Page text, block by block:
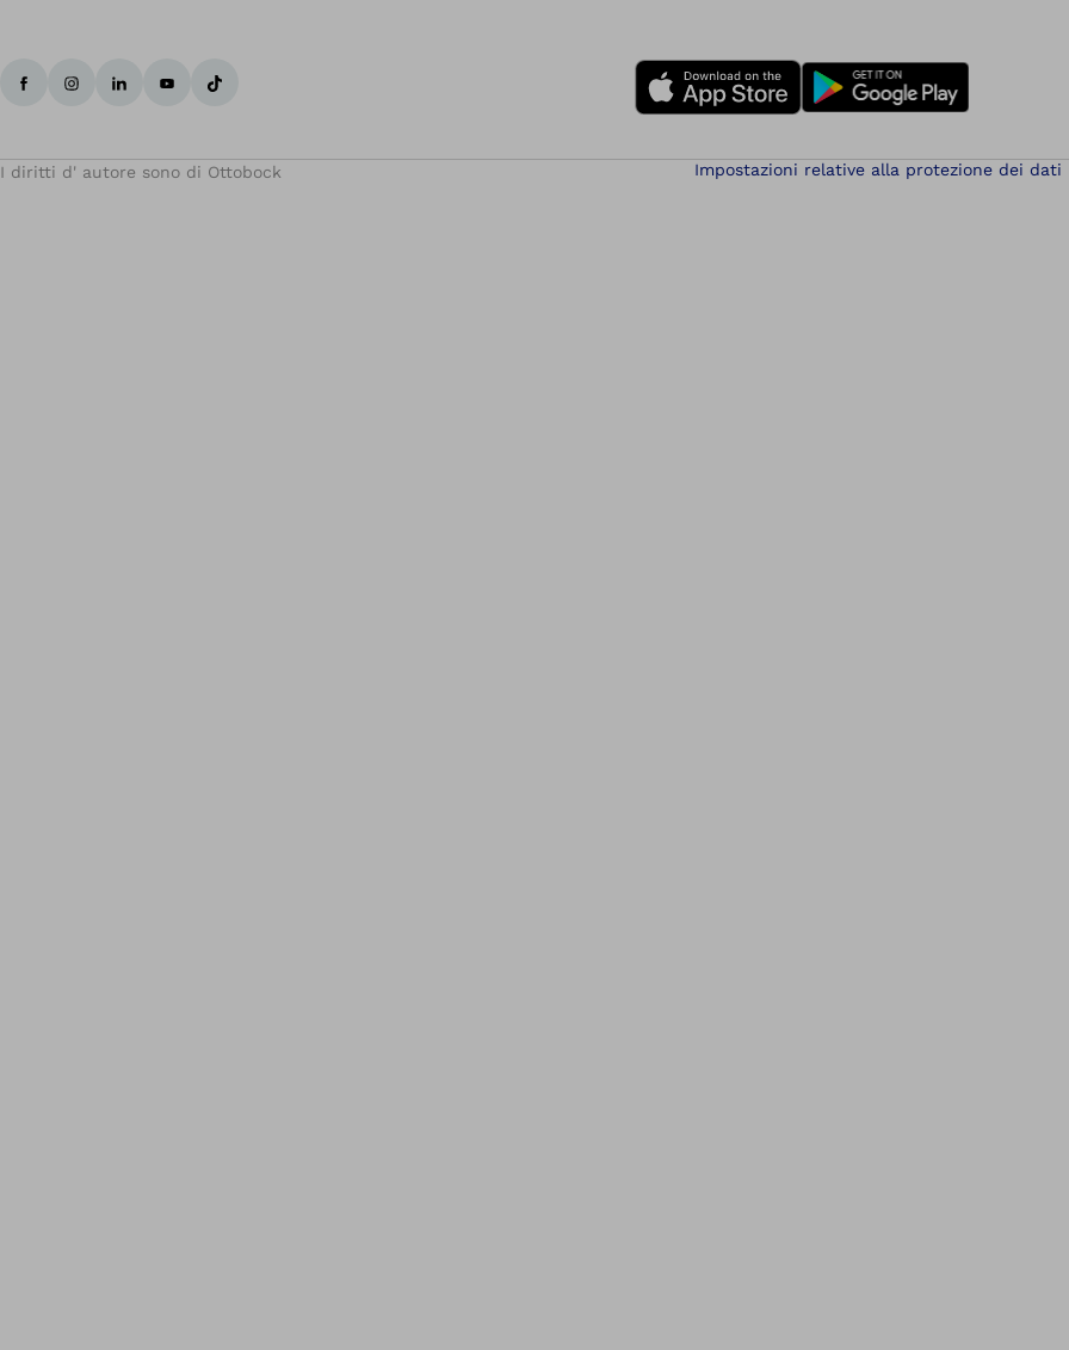
I diritti d' autore sono di Ottobock Impostazioni relative alla protezione dei dati